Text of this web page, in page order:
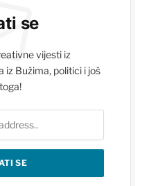
se
vijesti iz
iz Bužima, politici i još